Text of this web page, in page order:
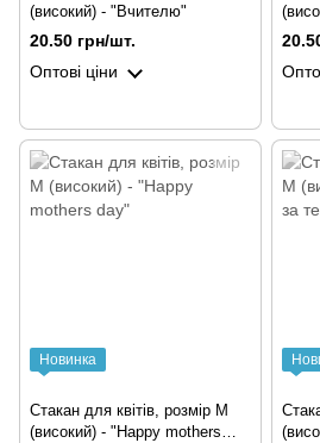
(високий) - "Вчителю"
20.50 грн/шт.
Оптові ціни
Новинка
Стакан для квітів, розмір М
(високий) - "Happy mothers